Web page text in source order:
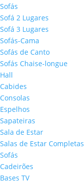
Sofás
Sofá 2 Lugares
Sofá 3 Lugares
Sofás-Cama
Sofás de Canto
Sofás Chaise-longue
Hall
Cabides
Consolas
Espelhos
Sapateiras
Sala de Estar
Salas de Estar Completas
Sofás
Cadeirões
Bases TV